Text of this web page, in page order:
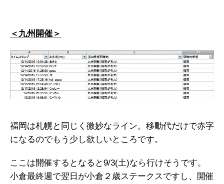
＜九州開催＞
福岡は札幌と同じく微妙なライン。移動代だけで赤字
になるのでもう少し欲しいところです。
ここは開催するとなると9/3(土)なら行けそうです。
小倉最終週で翌日が小倉２歳ステークスですし、開催